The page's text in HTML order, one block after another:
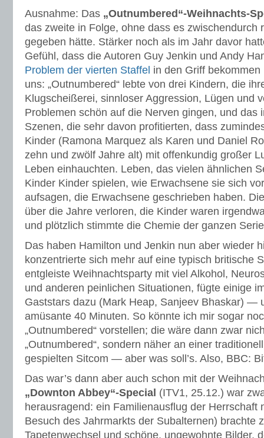
Ausnahme: Das „Outnumbered“-Weihnachts-
das zweite in Folge, ohne dass es zwischendurch
gegeben hätte. Stärker noch als im Jahr davor
Gefühl, dass die Autoren Guy Jenkin und Andy
Problem der vierten Staffel in den Griff
uns: „Outnumbered“ lebte von drei Kindern, die
Klugscheißerei, sinnloser Aggression, Lügen und
Problemen schön auf die Nerven gingen, und das
Szenen, die sehr davon profitierten, dass
Kinder (Ramona Marquez als Karen und Daniel
zehn und zwölf Jahre alt) mit offenkundig großer
Leben einhauchten. Leben, das vielen ähnlichen
Kinder Kinder spielen, wie Erwachsene sie sich
aufsagen, die Erwachsene geschrieben haben.
über die Jahre verloren, die Kinder waren
und plötzlich stimmte die Chemie der ganzen
Das haben Hamilton und Jenkin nun aber wieder
konzentrierte sich mehr auf eine typisch britische
entgleiste Weihnachtsparty mit viel Alkohol,
und anderen peinlichen Situationen, fügte einige
Gaststars dazu (Mark Heap, Sanjeev Bhaskar) —
amüsante 40 Minuten. So könnte ich mir sogar
„Outnumbered“ vorstellen; die wäre dann zwar
„Outnumbered“, sondern näher an einer
gespielten Sitcom — aber was soll’s. Also, BBC:
Das war’s dann aber auch schon mit der
„Downton Abbey“-Special (ITV1, 25.12.) war
herausragend: ein Familienausflug der Herrschaft
Besuch des Jahrmarkts der Subalternen) brachte
Tapetenwechsel und schöne, ungewohnte Bilder,